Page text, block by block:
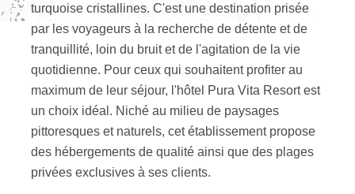
turquoise cristallines. C'est une destination prisée
par les voyageurs à la recherche de détente et de
tranquillité, loin du bruit et de l'agitation de la vie
quotidienne. Pour ceux qui souhaitent profiter au
maximum de leur séjour, l'hôtel Pura Vita Resort est
un choix idéal. Niché au milieu de paysages
pittoresques et naturels, cet établissement propose
des hébergements de qualité ainsi que des plages
privées exclusives à ses clients.